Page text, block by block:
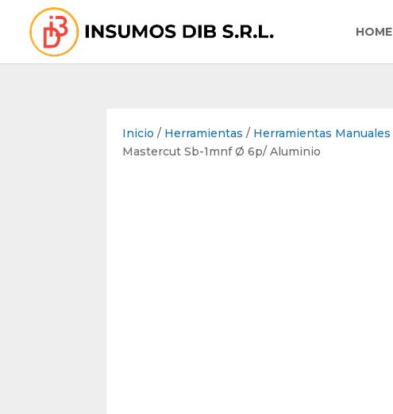
HOME
Inicio / Herramientas / Herramientas Manuales
Mastercut Sb-1mnf Ø 6p/ Aluminio